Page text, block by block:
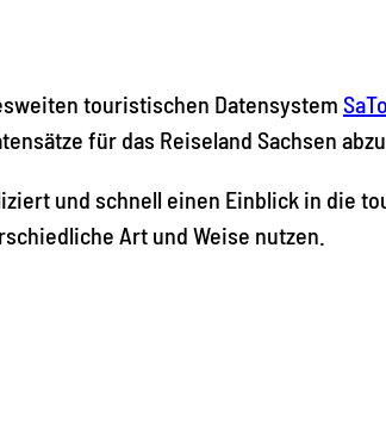
touristischen Datensystem
für das Reiseland Sachsen
und schnell einen Einblick in die
Art und Weise nutzen.